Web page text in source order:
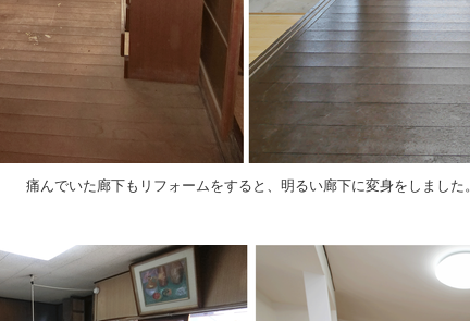
痛んでいた廊下もリフォームをすると、明るい廊下に変身をしました。